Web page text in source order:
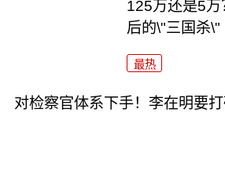
125万还是5
后的\"三国杀\"
最热
对检察官体系下手！李在明要